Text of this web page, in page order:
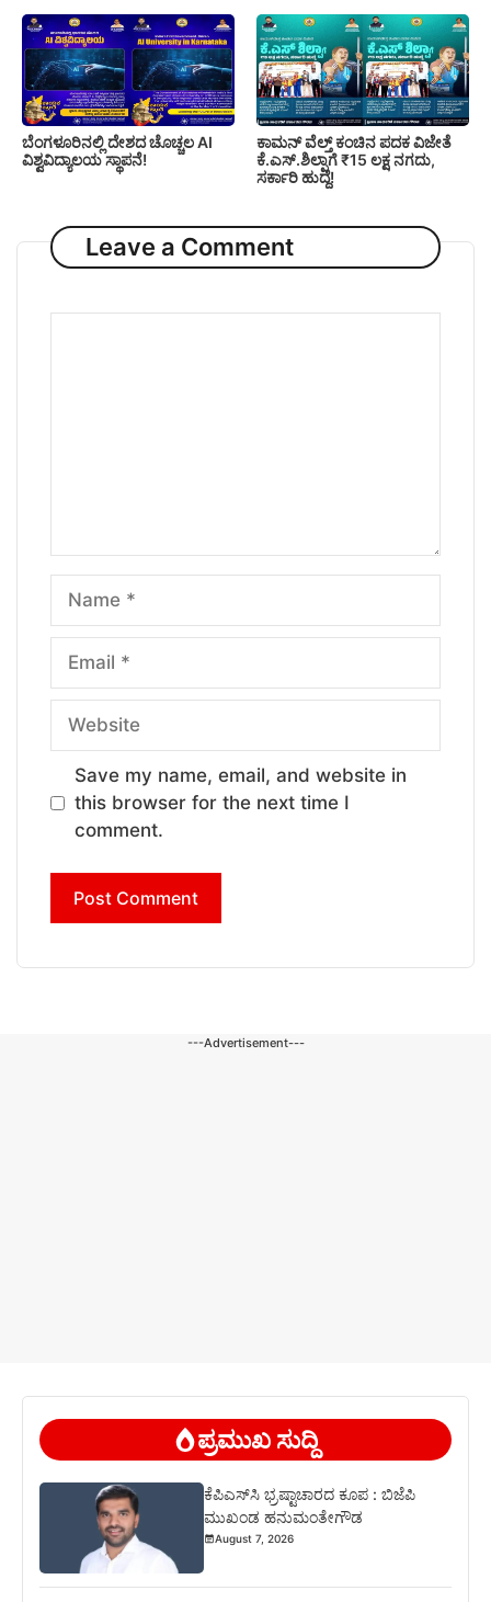
ಬೆಂಗಳೂರಿನಲ್ಲಿ ದೇಶದ ಚೊಚ್ಚಲ AI
ವಿಶ್ವವಿದ್ಯಾಲಯ ಸ್ಥಾಪನೆ!
ಕಾಮನ್ ವೆಲ್ತ್ ಕಂಚಿನ ಪದಕ ವಿಜೇತೆ
ಕೆ.ಎಸ್.ಶಿಲ್ಪಾಗೆ ₹15 ಲಕ್ಷ ನಗದು,
ಸರ್ಕಾರಿ ಹುದ್ದೆ!
Leave a Comment
Name
Email
Website
Save my name, email, and website in
this browser for the next time I
comment.
---Advertisement---
ಪ್ರಮುಖ ಸುದ್ದಿ
ಕೆಪಿಎಸ್‍ಸಿ ಭ್ರಷ್ಟಾಚಾರದ ಕೂಪ : ಬಿಜೆಪಿ
ಮುಖಂಡ ಹನುಮಂತೇಗೌಡ
August 7, 2026